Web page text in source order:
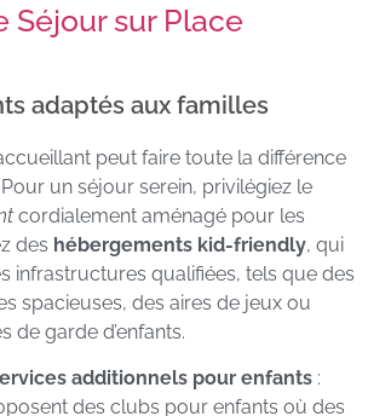
Séjour sur Place
adaptés aux familles
peut faire toute la différence
un séjour serein, privilégiez le
cordialement aménagé pour les
des hébergements kid-friendly, qui
infrastructures qualifiées, tels que des
spacieuses, des aires de jeux ou
de garde d’enfants.
additionnels pour enfants :
des clubs pour enfants où des